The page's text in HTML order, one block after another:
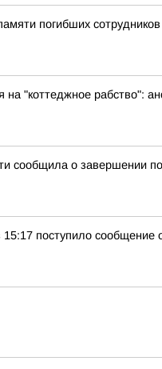
погибших
"коттеджное рабство":
сообщила о завершении
поступило